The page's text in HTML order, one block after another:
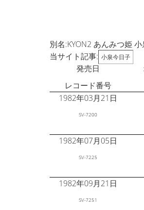
別名:KYON2 あんみつ姫
当サイト記事: 小泉今日子
発売日
レコード番号
1982年03月21日
SV-7200
1982年07月05日
SV-7225
1982年09月21日
SV-7251